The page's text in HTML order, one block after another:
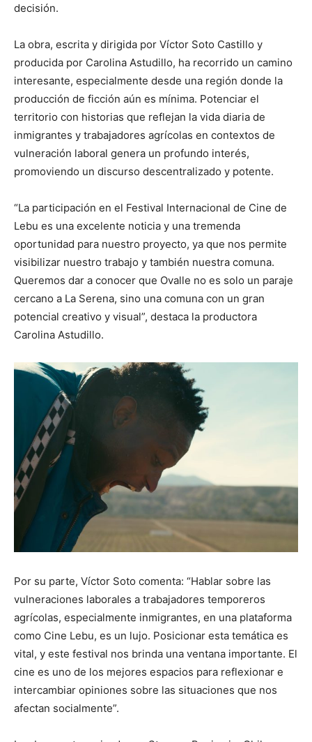
decisión.
La obra, escrita y dirigida por Víctor Soto Castillo y
producida por Carolina Astudillo, ha recorrido un camino
interesante, especialmente desde una región donde la
producción de ficción aún es mínima. Potenciar el
territorio con historias que reflejan la vida diaria de
inmigrantes y trabajadores agrícolas en contextos de
vulneración laboral genera un profundo interés,
promoviendo un discurso descentralizado y potente.
“La participación en el Festival Internacional de Cine de
Lebu es una excelente noticia y una tremenda
oportunidad para nuestro proyecto, ya que nos permite
visibilizar nuestro trabajo y también nuestra comuna.
Queremos dar a conocer que Ovalle no es solo un paraje
cercano a La Serena, sino una comuna con un gran
potencial creativo y visual”, destaca la productora
Carolina Astudillo.
Por su parte, Víctor Soto comenta: “Hablar sobre las
vulneraciones laborales a trabajadores temporeros
agrícolas, especialmente inmigrantes, en una plataforma
como Cine Lebu, es un lujo. Posicionar esta temática es
vital, y este festival nos brinda una ventana importante. El
cine es uno de los mejores espacios para reflexionar e
intercambiar opiniones sobre las situaciones que nos
afectan socialmente”.